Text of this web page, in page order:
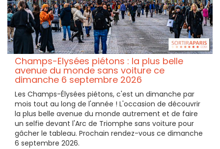
Champs-Elysées piétons : la plus belle
avenue du monde sans voiture ce
dimanche 6 septembre 2026
Les Champs-Élysées piétons, c'est un dimanche par
mois tout au long de l'année ! L'occasion de découvrir
la plus belle avenue du monde autrement et de faire
un selfie devant l'Arc de Triomphe sans voiture pour
gâcher le tableau. Prochain rendez-vous ce dimanche
6 septembre 2026.